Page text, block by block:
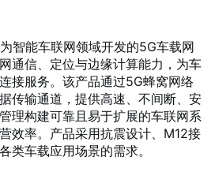
智能车联网领域开发的5G车载网
通信、定位与边缘计算能力，为车
接服务。该产品通过5G蜂窝网络
传输通道，提供高速、不间断、安
理构建可靠且易于扩展的车联网系
效率。产品采用抗震设计、M12接
类车载应用场景的需求。